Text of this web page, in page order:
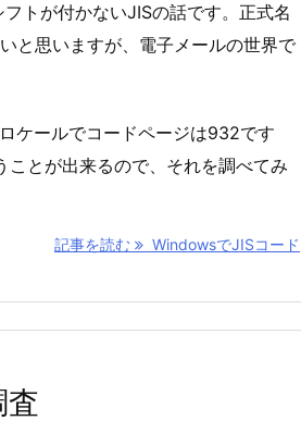
トが付かないJISの話です。正式名
と思いますが、電子メールの世界で
ケールでコードページは932です
とが出来るので、それを調べてみ
記事を読む WindowsでJISコード